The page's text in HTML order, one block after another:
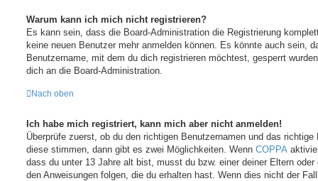
Warum kann ich mich nicht registrieren?
Es kann sein, dass die Board-Administration die Registrierung
keine neuen Benutzer mehr anmelden können. Es könnte auch sein,
Benutzername, mit dem du dich registrieren möchtest, gesperrt
dich an die Board-Administration.
Nach oben
Ich habe mich registriert, kann mich aber nicht anmelden!
Überprüfe zuerst, ob du den richtigen Benutzernamen und das
diese stimmen, dann gibt es zwei Möglichkeiten. Wenn COPPA
dass du unter 13 Jahre alt bist, musst du bzw. einer deiner Eltern
den Anweisungen folgen, die du erhalten hast. Wenn dies nicht der